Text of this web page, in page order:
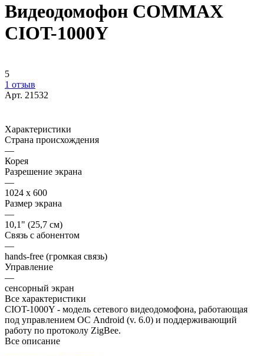
Видеодомофон COMMAX
CIOT-1000Y
5
1 отзыв
Арт. 21532
Характеристики
Страна происхождения
—
Корея
Разрешение экрана
—
1024 x 600
Размер экрана
—
10,1" (25,7 см)
Связь с абонентом
—
hands-free (громкая связь)
Управление
—
сенсорный экран
Все характеристики
CIOT-1000Y - модель сетевого видеодомофона, работающая
под управлением ОС Android (v. 6.0) и поддерживающий
работу по протоколу ZigBee.
Все описание